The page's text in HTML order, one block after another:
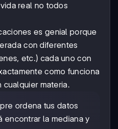
real no todos
es genial porque
con diferentes
etc.) cada uno con
como funciona
materia.
ordena tus datos
encontrar la mediana y